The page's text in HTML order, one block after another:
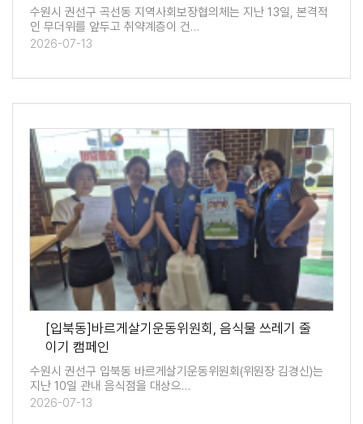
수원시 권선구 곡선동 지역사회보장협의체는 지난 13일, 본격적
인 무더위를 앞두고 취약계층이 건…
2026-07-13
[입북동]바르게살기운동위원회, 음식물 쓰레기 줄
이기 캠페인
수원시 권선구 입북동 바르게살기운동위원회(위원장 김경신)는
지난 10일 관내 음식점을 대상으…
2026-07-13